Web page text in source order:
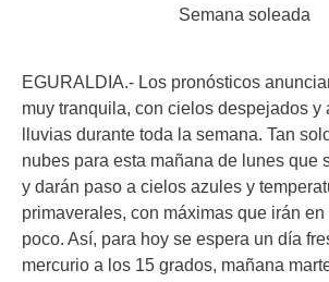
Semana soleada
EGURALDIA.- Los pronósticos
muy tranquila, con cielos despejados y
lluvias durante toda la semana. Tan
nubes para esta mañana de lunes que
y darán paso a cielos azules y
primaverales, con máximas que irán
poco. Así, para hoy se espera un día
mercurio a los 15 grados, mañana